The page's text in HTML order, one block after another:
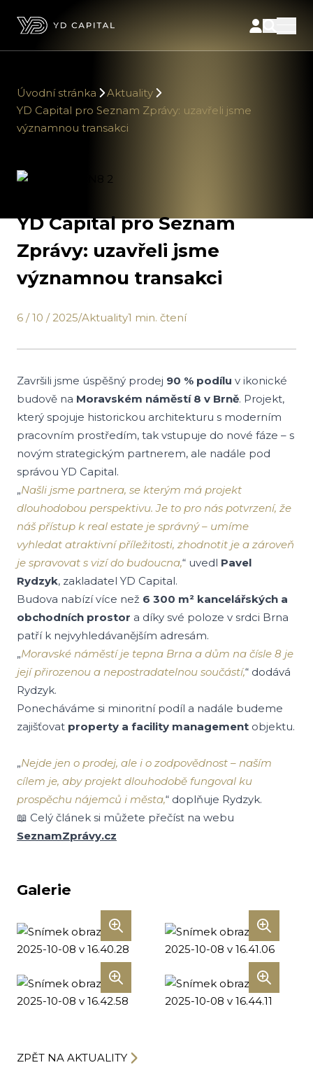
Úvodní stránka
Aktuality
YD Capital pro Seznam Zprávy: uzavřeli jsme
významnou transakci
YD Capital pro Seznam
Zprávy: uzavřeli jsme
významnou transakci
6 / 10 / 2025/Aktuality1 min. čtení
Završili jsme úspěšný prodej 90 % podílu v ikonické
budově na Moravském náměstí 8 v Brně. Projekt,
který spojuje historickou architekturu s moderním
pracovním prostředím, tak vstupuje do nové fáze – s
novým strategickým partnerem, ale nadále pod
správou YD Capital.
„Našli jsme partnera, se kterým má projekt
dlouhodobou perspektivu. Je to pro nás potvrzení, že
náš přístup k real estate je správný – umíme
vyhledat atraktivní příležitosti, zhodnotit je a zároveň
je spravovat s vizí do budoucna,“ uvedl Pavel
Rydzyk, zakladatel YD Capital.
Budova nabízí více než 6 300 m² kancelářských a
obchodních prostor a díky své poloze v srdci Brna
patří k nejvyhledávanějším adresám.
„Moravské náměstí je tepna Brna a dům na čísle 8 je
její přirozenou a nepostradatelnou součástí,“ dodává
Rydzyk.
Ponecháváme si minoritní podíl a nadále budeme
zajišťovat property a facility management objektu.
„Nejde jen o prodej, ale i o zodpovědnost – naším
cílem je, aby projekt dlouhodobě fungoval ku
prospěchu nájemců i města,“ doplňuje Rydzyk.
📖 Celý článek si můžete přečíst na webu
SeznamZprávy.cz
Galerie
ZPĚT NA AKTUALITY